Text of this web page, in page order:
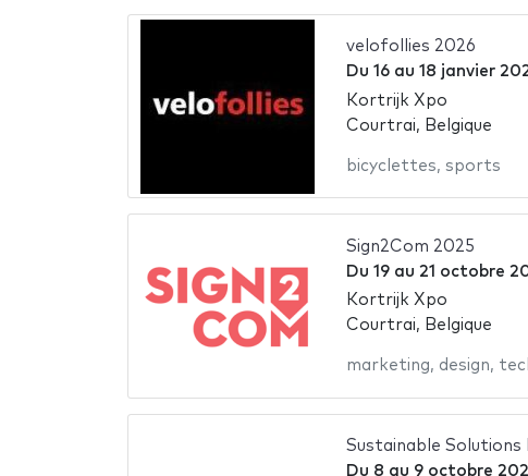
velofollies 2026
Du 16au 18 janvier
Kortrijk Xpo
Courtrai, Belgique
bicyclettes, sports
Sign2Com 2025
Du 19au 21 octobre
Kortrijk Xpo
Courtrai, Belgique
marketing, design,
Sustainable
Du 8 au 9 octobre